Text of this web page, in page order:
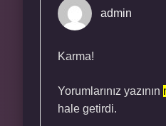
admin
Karma!
Yorumlarınız yazının
hale getirdi.